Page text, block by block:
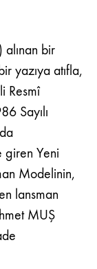
TANITIM
BILGILENDIRME
PROGRAMI
alınan bir
yazıya atıfla,
Resmî
Sayılı
giren Yeni
Modelinin,
lansman
MUŞ